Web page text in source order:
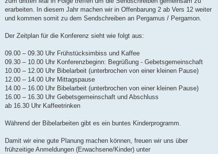
erarbeiten. In diesem Jahr machen wir in Offenbarung 2 ab Vers 12 weiter
und kommen somit zu dem Sendschreiben an Pergamus / Pergamon.
Der Zeitplan für die Konferenz sieht wie folgt aus:
09.00 – 09.30 Uhr Frühstücksimbiss und Kaffee
09.30 – 10.00 Uhr Konferenzbeginn: Begrüßung - Gebetsgemeinschaft
10.00 – 12.00 Uhr Bibelarbeit (unterbrochen von einer kleinen Pause)
12.00 – 14.00 Uhr Mittagspause
14.00 – 16.00 Uhr Bibelarbeit (unterbrochen von einer kleinen Pause)
16.00 – 16.30 Uhr Gebetsgemeinschaft und Abschluss
ab 16.30 Uhr Kaffeetrinken
Während der Bibelarbeiten gibt es ein buntes Kinderprogramm.
Damit wir eine gute Planung machen können, freuen wir uns über
frühzeitige Anmeldungen (Erwachsene/Kinder) unter